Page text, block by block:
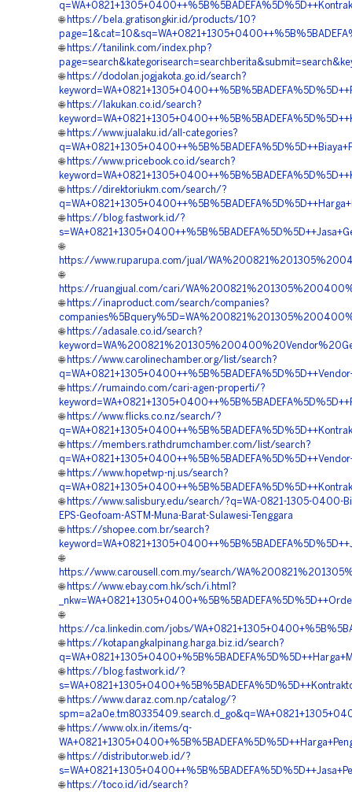
🌐 https://bela.gratisongkir.id/products/10?
🌐 https://tanilink.com/index.php?
🌐 https://dodolan.jogjakota.go.id/search?
🌐 https://lakukan.co.id/search?
🌐 https://www.jualaku.id/all-categories?
🌐 https://www.pricebook.co.id/search?
🌐 https://direktoriukm.com/search/?
🌐 https://blog.fastwork.id/?
🌐
https://www.ruparupa.com/jual/
🌐
https://ruangjual.com/cari/
🌐 https://inaproduct.com/search/companies?
🌐 https://adasale.co.id/search?
🌐 https://www.carolinechamber.org/list/search?
🌐 https://rumaindo.com/cari-agen-properti/?
🌐 https://www.flicks.co.nz/search/?
🌐 https://members.rathdrumchamber.com/list/search?
🌐 https://www.hopetwp-nj.us/search?
🌐 https://www.salisbury.edu/search/?q=WA-0821-1305-0400-
EPS-Geofoam-ASTM-Muna-Barat-Sulawesi-Tenggara
🌐 https://shopee.com.br/search?
🌐
https://www.carousell.com.my/search/
🌐 https://www.ebay.com.hk/sch/i.html?
🌐
https://ca.linkedin.com/jobs/
🌐 https://kotapangkalpinang.harga.biz.id/search?
🌐 https://blog.fastwork.id/?
🌐 https://www.daraz.com.np/catalog/?
🌐 https://www.olx.in/items/q-
🌐 https://distributor.web.id/?
🌐 https://toco.id/id/search?